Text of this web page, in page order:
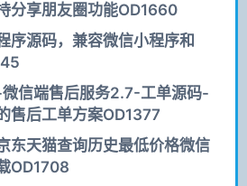
分享朋友圈功能OD1660
序源码，兼容微信小程序和
信端售后服务2.7-工单源码-
售后工单方案OD1377
东天猫查询历史最低价格微信
OD1708